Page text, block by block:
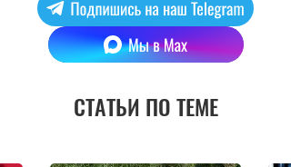
СТАТЬИ ПО ТЕМЕ